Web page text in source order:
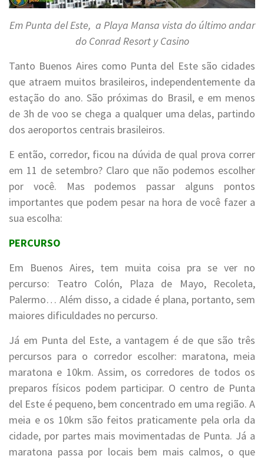
Em Punta del Este, a Playa Mansa vista do último andar
do Conrad Resort y Casino
Tanto Buenos Aires como Punta del Este são cidades
que atraem muitos brasileiros, independentemente da
estação do ano. São próximas do Brasil, e em menos
de 3h de voo se chega a qualquer uma delas, partindo
dos aeroportos centrais brasileiros.
E então, corredor, ficou na dúvida de qual prova correr
em 11 de setembro? Claro que não podemos escolher
por você. Mas podemos passar alguns pontos
importantes que podem pesar na hora de você fazer a
sua escolha:
PERCURSO
Em Buenos Aires, tem muita coisa pra se ver no
percurso: Teatro Colón, Plaza de Mayo, Recoleta,
Palermo… Além disso, a cidade é plana, portanto, sem
maiores dificuldades no percurso.
Já em Punta del Este, a vantagem é de que são três
percursos para o corredor escolher: maratona, meia
maratona e 10km. Assim, os corredores de todos os
preparos físicos podem participar. O centro de Punta
del Este é pequeno, bem concentrado em uma região. A
meia e os 10km são feitos praticamente pela orla da
cidade, por partes mais movimentadas de Punta. Já a
maratona passa por locais bem mais calmos, o que